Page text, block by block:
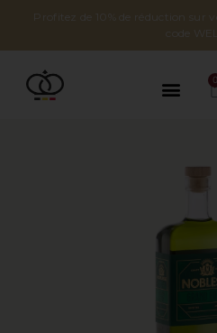
Profitez de 10% de réduction sur
code
0